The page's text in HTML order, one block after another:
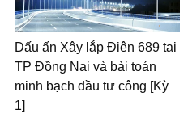
Dấu ấn Xây lắp Điện 689 tại
TP Đồng Nai và bài toán
minh bạch đầu tư công [Kỳ
1]